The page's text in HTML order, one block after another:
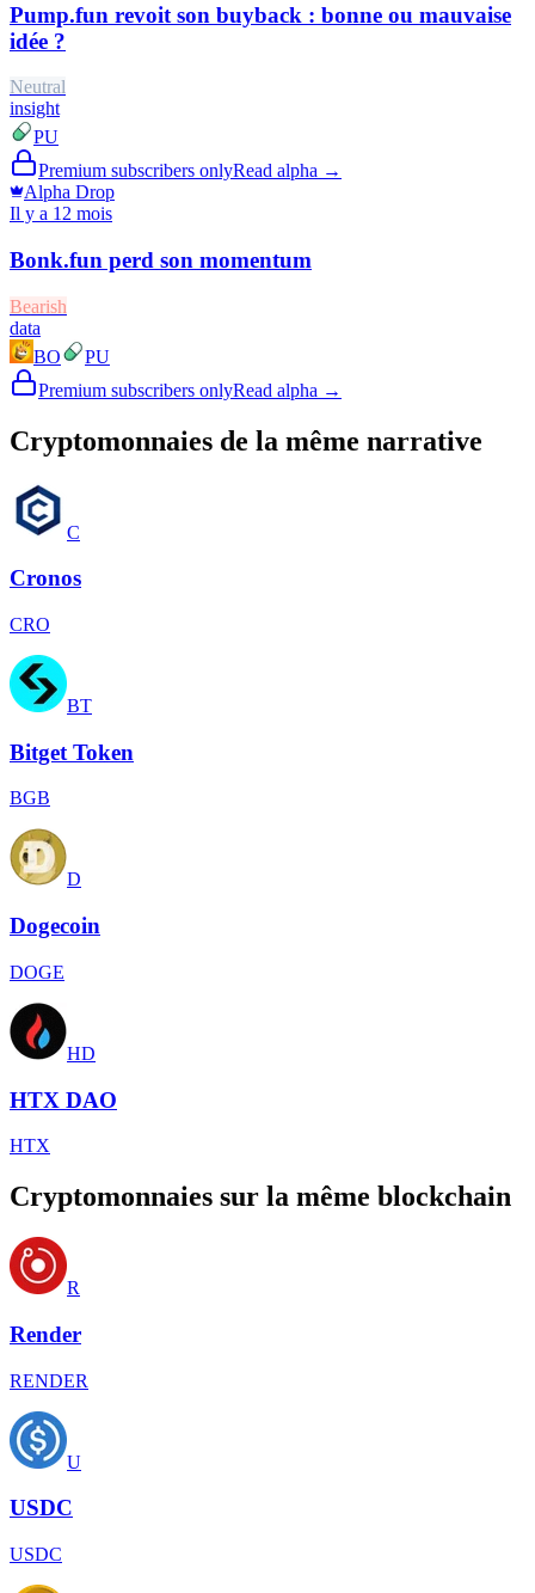
Pump.fun revoit son buyback : bonne ou mauvaise
idée ?
Neutral
insight
PU
Premium subscribers onlyRead alpha →
Alpha Drop
Il y a 12 mois
Bonk.fun perd son momentum
Bearish
data
BO
PU
Premium subscribers onlyRead alpha →
Cryptomonnaies de la même narrative
C
Cronos
CRO
BT
Bitget Token
BGB
D
Dogecoin
DOGE
HD
HTX DAO
HTX
Cryptomonnaies sur la même blockchain
R
Render
RENDER
U
USDC
USDC